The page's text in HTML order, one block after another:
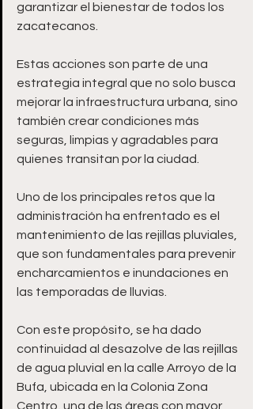
garantizar el bienestar de todos los
zacatecanos.
Estas acciones son parte de una
estrategia integral que no solo busca
mejorar la infraestructura urbana, sino
también crear condiciones más
seguras, limpias y agradables para
quienes transitan por la ciudad.
Uno de los principales retos que la
administración ha enfrentado es el
mantenimiento de las rejillas pluviales,
que son fundamentales para prevenir
encharcamientos e inundaciones en
las temporadas de lluvias.
Con este propósito, se ha dado
continuidad al desazolve de las rejillas
de agua pluvial en la calle Arroyo de la
Bufa, ubicada en la Colonia Zona
Centro, una de las áreas con mayor